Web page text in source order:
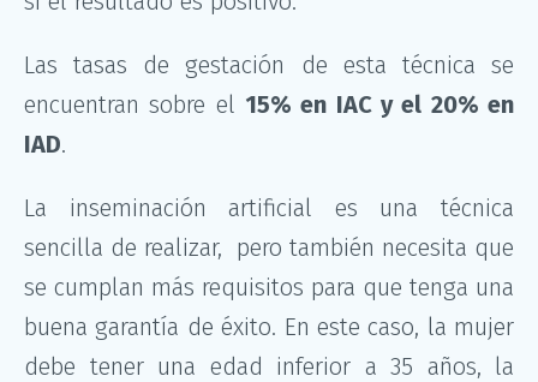
Las tasas de gestación de esta técnica se
encuentran sobre el 15% en IAC y el 20% en
IAD.
La inseminación artificial es una técnica
sencilla de realizar, pero también necesita que
se cumplan más requisitos para que tenga una
buena garantía de éxito. En este caso, la mujer
debe tener una edad inferior a 35 años, la